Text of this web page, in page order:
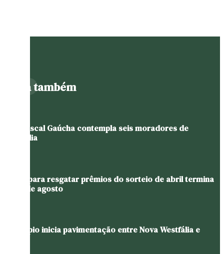
Leia também
Nota Fiscal Gaúcha contempla seis moradores de
Westfália
Prazo para resgatar prêmios do sorteio de abril termina
em 11 de agosto
Município inicia pavimentação entre Nova Westfália e